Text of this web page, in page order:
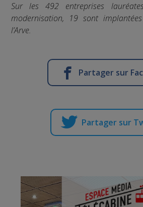
Sur les 492 entreprises
modernisation, 19 sont
l’Arve.
Partager sur
Partager sur